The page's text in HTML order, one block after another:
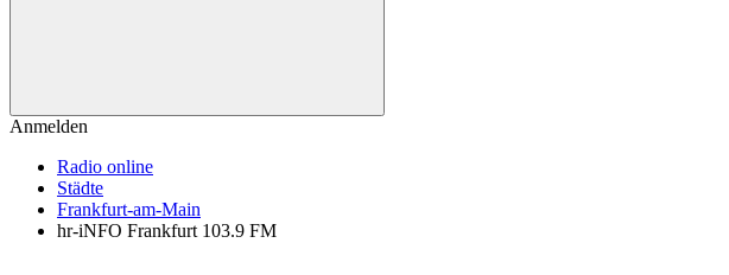
Anmelden
Radio online
Städte
Frankfurt-am-Main
hr-iNFO Frankfurt 103.9 FM